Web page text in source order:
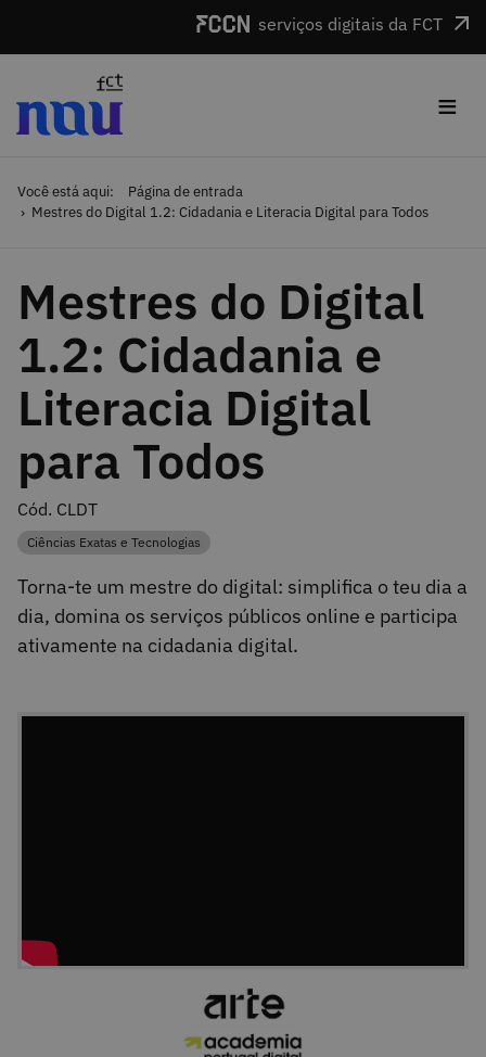
serviços digitais da FCT
≡
Você está aqui:
Página de entrada
Mestres do Digital 1.2: Cidadania e Literacia Digital para Todos
Mestres do Digital
1.2: Cidadania e
Literacia Digital
para Todos
Cód. CLDT
Categoria
Ciências Exatas e Tecnologias
Torna-te um mestre do digital: simplifica o teu dia a
dia, domina os serviços públicos online e participa
ativamente na cidadania digital.